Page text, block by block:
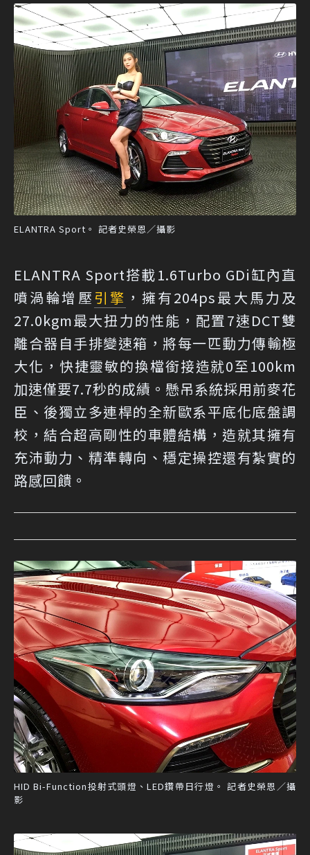
ELANTRA Sport。 記者史榮恩／攝影
ELANTRA Sport搭載1.6Turbo GDi缸內直
噴渦輪增壓 引擎 ，擁有204ps最大馬力及
27.0kgm最大扭力的性能，配置7速DCT雙
離合器自手排變速箱，將每一匹動力傳輸極
大化，快捷靈敏的換檔銜接造就0至100km
加速僅要7.7秒的成績。懸吊系統採用前麥花
臣、後獨立多連桿的全新歐系平底化底盤調
校，結合超高剛性的車體結構，造就其擁有
充沛動力、精準轉向、穩定操控還有紮實的
路感回饋。
HID Bi-Function投射式頭燈、LED鑽帶日行燈。 記者史榮恩／攝
影